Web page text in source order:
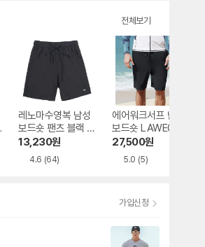
전체보기
레노마수영복 남성
보드숏 팬츠 블랙 R
N-MS2C997-BK
13,230원
4.6 (64)
에어워크서프 남성
보드숏 LAWE0912
27,500원
5.0 (5)
가입신청